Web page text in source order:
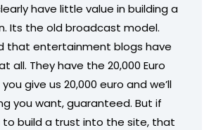
have little value in building a
Its the old broadcast model.
that entertainment blogs have
all. They have the 20,000 Euro
give us 20,000 euro and we’ll
you want, guaranteed. But if
to build a trust into the site, that